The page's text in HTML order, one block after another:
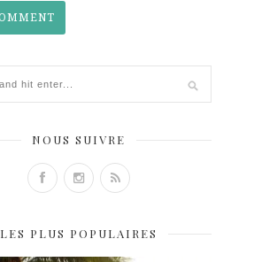
NOUS SUIVRE
LES PLUS POPULAIRES